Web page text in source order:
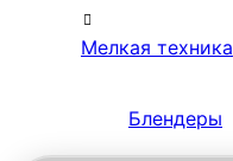
Мелкая техника
Блендеры